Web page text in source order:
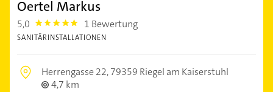
Oertel Markus
5,0 5.0 1 Bewertung
SANITÄRINSTALLATIONEN
Herrengasse 22,79359 Riegel am Kaiserstuhl
4,7 km